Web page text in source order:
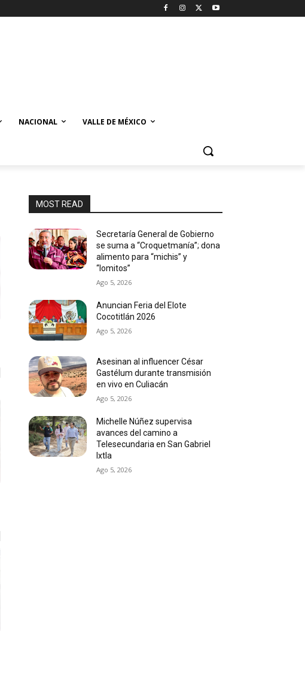
NACIONAL VALLE DE MÉXICO
MOST READ
Secretaría General de Gobierno
se suma a “Croquetmanía”; dona
alimento para “michis” y
“lomitos”
Ago 5, 2026
Anuncian Feria del Elote
Cocotitlán 2026
Ago 5, 2026
Asesinan al influencer César
Gastélum durante transmisión
en vivo en Culiacán
Ago 5, 2026
Michelle Núñez supervisa
avances del camino a
Telesecundaria en San Gabriel
Ixtla
Ago 5, 2026